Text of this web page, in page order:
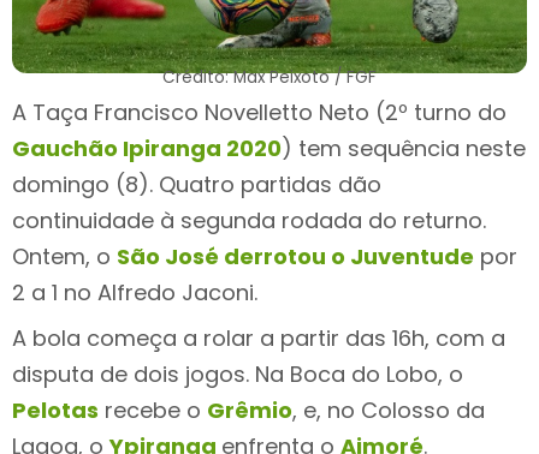
Crédito: Max Peixoto / FGF
A Taça Francisco Novelletto Neto (2º turno do
Gauchão Ipiranga 2020) tem sequência neste
domingo (8). Quatro partidas dão
continuidade à segunda rodada do returno.
Ontem, o São José derrotou o Juventude por
2 a 1 no Alfredo Jaconi.
A bola começa a rolar a partir das 16h, com a
disputa de dois jogos. Na Boca do Lobo, o
Pelotas recebe o Grêmio, e, no Colosso da
Lagoa, oYpiranga enfrenta o Aimoré.